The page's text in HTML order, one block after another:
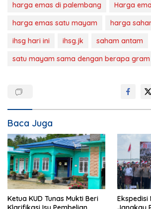
harga emas di palembang
Harga
harga emas satu mayam
harga
ihsg hari ini
ihsg.jk
saham antam
satu mayam sama dengan berapa gram
Baca Juga
Ketua KUD Tunas Mukti Beri
Ekspedisi